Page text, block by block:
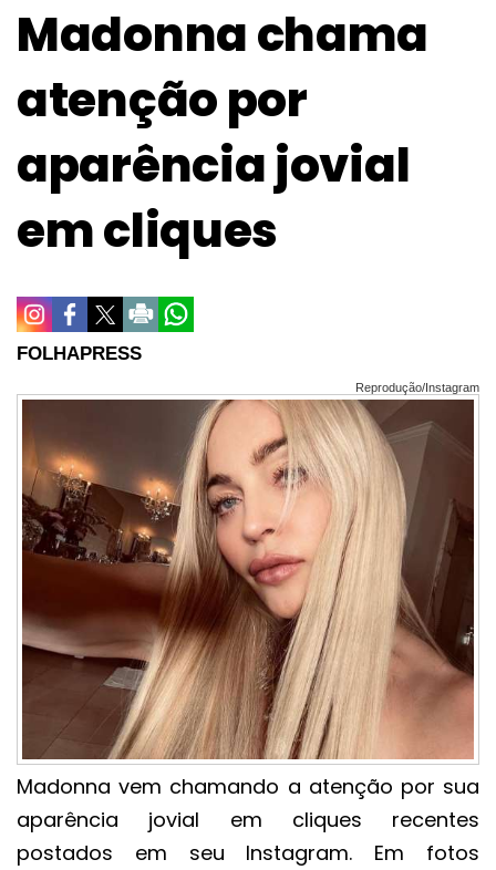
Madonna chama
atenção por
aparência jovial
em cliques
FOLHAPRESS
Reprodução/Instagram
Madonna vem chamando a atenção por sua
aparência jovial em cliques recentes
postados em seu Instagram. Em fotos